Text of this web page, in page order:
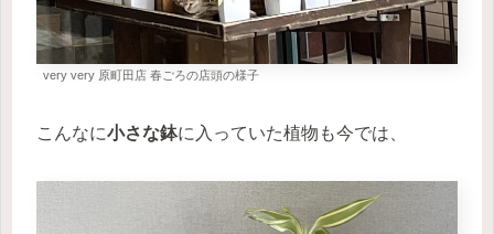
very very 原町田店 春ごろの店頭の様子
こんなに小さな鉢に入っていた植物も今では、